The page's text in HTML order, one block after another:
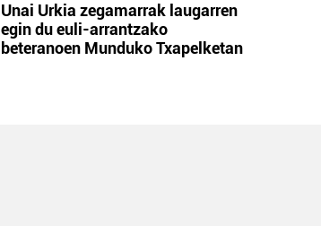
Unai Urkia zegamarrak laugarren
egin du euli-arrantzako
beteranoen Munduko Txapelketan